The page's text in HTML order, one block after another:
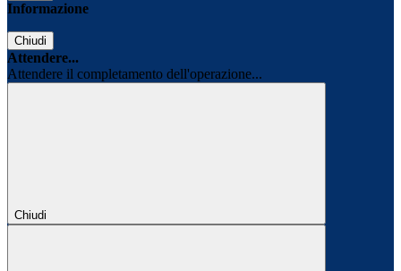
Informazione
Chiudi
Attendere...
Attendere il completamento dell'operazione...
Chiudi